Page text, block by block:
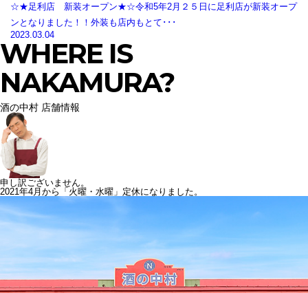
☆★足利店 新装オープン★☆令和5年2月２５日に足利店が新装オープ
ンとなりました！！外装も店内もとて･･･
2023.03.04
WHERE IS
NAKAMURA?
酒の中村 店舗情報
申し訳ございません。
2021年4月から「火曜・水曜」定休になりました。